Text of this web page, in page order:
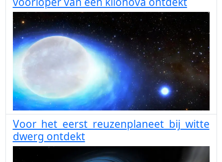
Voor het eerst reuzenplaneet bij witte
dwerg ontdekt